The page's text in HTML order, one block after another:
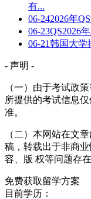
有...
06-242026年
06-23QS2026
06-21韩国大学
- 声明 -
（一）由于考试政
所提供的考试信息
准。
（二）本网站在文
稿，转载出于非商
容、版 权等问题存
免费获取留学方案
目前学历：